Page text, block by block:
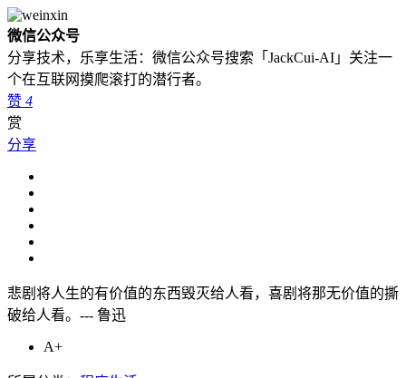
微信公众号
分享技术，乐享生活：微信公众号搜索「JackCui-AI」关注一
个在互联网摸爬滚打的潜行者。
赞 4
赏
分享
悲剧将人生的有价值的东西毁灭给人看，喜剧将那无价值的撕
破给人看。--- 鲁迅
A+